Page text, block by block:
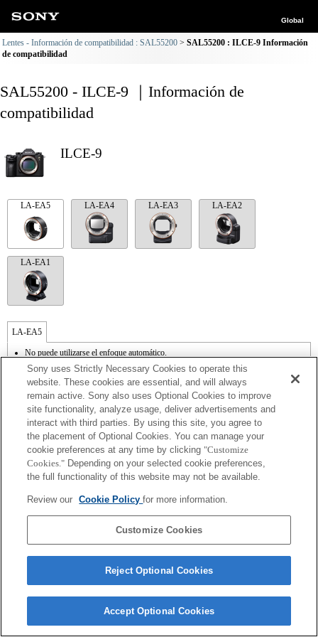
Global
Lentes - Información de compatibilidad : SAL55200
SAL55200 : ILCE-9 Información
de compatibilidad
SAL55200 - ILCE-9 ｜Información de
compatibilidad
ILCE-9
LA-EA5 LA-EA4 LA-EA3 LA-EA2
LA-EA1
LA-EA5
No puede utilizarse el enfoque automático.
Disponible con un adaptador de monturas
El sonido de control del diafragma se graba con el micrófono interno.
Outside the A (Aperture priority), S (Shutter priority), and M (Manual) modes, the
shutter speed and the aperture can not be adjusted during the movie recording.
El ángulo de visión se reducirá al tamaño APS-C.
Si acoplas la [lente del tipo A-mount] usando un Adaptador Mount, la función de
ayuda MF no funciona automáticamente cuando giras el anillo del foco. Puedes
agrandar la imagen seleccionando la función [Focus Magnifier/Lupa de foco] o la
función [MF Assist/Ayuda MF] a cualquier tecla en las "opciones personalizadas".
En el modo alto de captura continua, la velocidad máxima de captura continua es de
15 fotogramas por segundo.
Sony uses Strictly Necessary Cookies to operate this
website. These cookies are essential, and will always
remain active. Sony also uses Optional Cookies to improve
site functionality, analyze usage, deliver advertisements and
interact with third parties. By using this site, you agree to
the placement of Optional Cookies. You can manage your
cookie preferences at any time by clicking "Customize
Cookies." Depending on your selected cookie preferences,
the full functionality of this website may not be available.
Review our Cookie Policyfor more information.
Customize Cookies
Reject Optional Cookies
Accept Optional Cookies